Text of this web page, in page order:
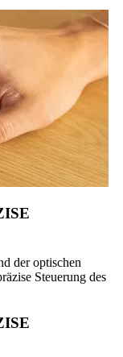
der optischen
Steuerung des